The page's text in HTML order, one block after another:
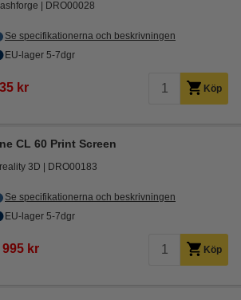
DRO00028
Se specifikationerna och beskrivningen
EU-lager 5-7dgr
kr Köp
CL 60 Print Screen
3D DRO00183
Se specifikationerna och beskrivningen
EU-lager 5-7dgr
995 kr Köp